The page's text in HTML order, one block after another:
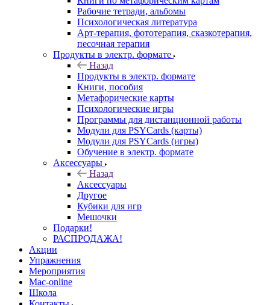
Рабочие тетради, альбомы
Психологическая литература
Арт-терапия, фототерапия, сказкотерапия,
песочная терапия
Продукты в электр. формате
Назад
Продукты в электр. формате
Книги, пособия
Метафорические карты
Психологические игры
Программы для дистанционной работы
Модули для PSYCards (карты)
Модули для PSYCards (игры)
Обучение в электр. формате
Аксессуары
Назад
Аксессуары
Другое
Кубики для игр
Мешочки
Подарки!
РАСПРОДАЖА!
Акции
Упражнения
Мероприятия
Mac-online
Школа